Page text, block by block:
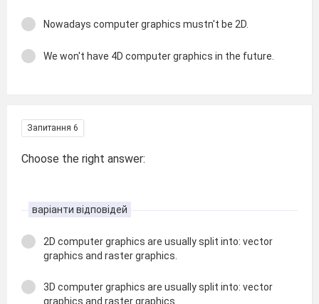
Nowadays computer graphics mustn't be 2D.
We won't have 4D computer graphics in the future.
Запитання 6
Choose the right answer:
варіанти відповідей
2D computer graphics are usually split into: vector
graphics and raster graphics.
3D computer graphics are usually split into: vector
graphics and raster graphics.